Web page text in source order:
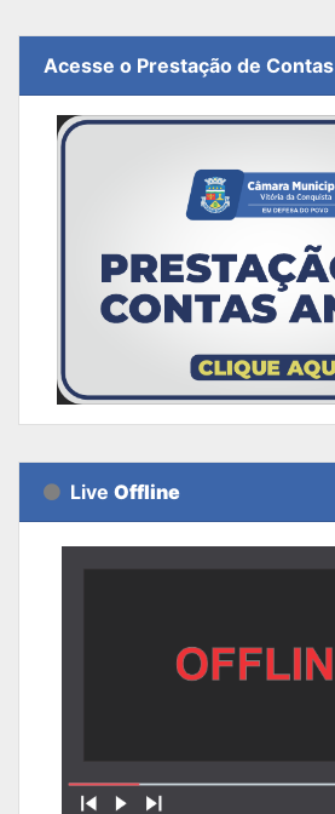
Acesse o Prestação de Contas
Live Offline